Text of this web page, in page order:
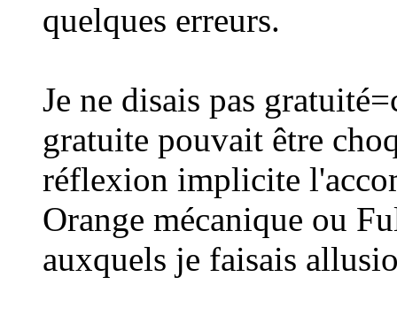
quelques erreurs.
Je ne disais pas
gratuite pouvait être
réflexion implicite
Orange mécanique ou
auxquels je faisais